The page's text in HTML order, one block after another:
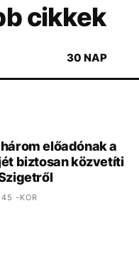
cikkek
30 NAP
előadónak a
biztosan közvetíti
-KOR